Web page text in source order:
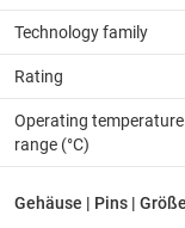
Technology family
Rating
Operating temperature
range (°C)